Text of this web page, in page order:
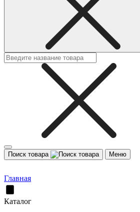
Поиск товара Меню
Главная
Каталог